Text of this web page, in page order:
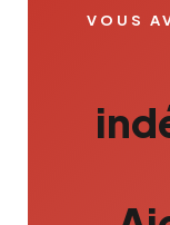
VOUS